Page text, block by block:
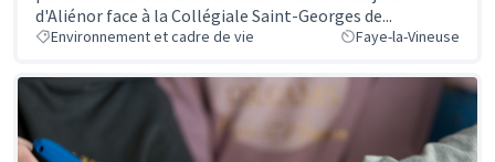
d'Aliénor face à la Collégiale Saint-Georges de...
Environnement et cadre de vie Faye-la-Vineuse